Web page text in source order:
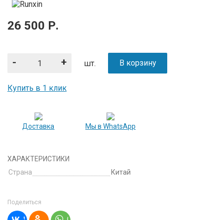
26 500 Р.
+
- шт. В корзину
Купить в 1 клик
Доставка Мы в WhatsApp
ХАРАКТЕРИСТИКИ
Страна
Китай
Поделиться